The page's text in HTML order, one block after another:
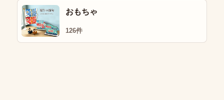
おもちゃ
126件